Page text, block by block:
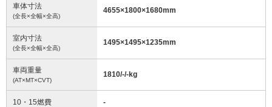
車体寸法
(全長×全幅×全高)
4655×1800×1680mm
室内寸法
(全長×全幅×全高)
1495×1495×1235mm
車両重量
(AT×MT×CVT)
1810/-/-kg
10・15燃費 -